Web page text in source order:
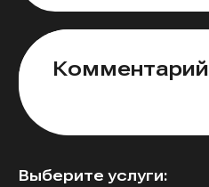
Комментарий
Выберите услуги: